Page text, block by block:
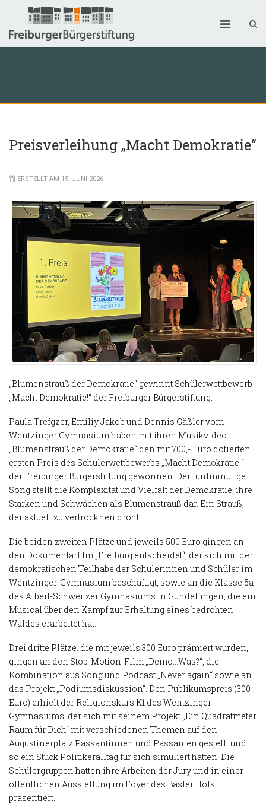
Preisverleihung „Macht Demokratie“
ERSTELLT AM 15. JUNI 2026
„Blumenstrauß der Demokratie“ gewinnt Schülerwettbewerb
„Macht Demokratie!“ der Freiburger Bürgerstiftung.
Paula Trefgzer, Emiliy Jakob und Dennis Gäßler vom
Wentzinger Gymnasium haben mit ihren Musikvideo
„Blumenstrauß der Demokratie“ den mit 700,- Euro dotierten
ersten Preis des Schülerwettbewerbs „Macht Demokratie!“
der Freiburger Bürgerstiftung gewonnen. Der fünfminütige
Song stellt die Komplexität und Vielfalt der Demokratie, ihre
Stärken und Schwächen als Blumenstrauß dar. Ein Strauß,
der aktuell zu vertrocknen droht.
Die beiden zweiten Plätze und jeweils 500 Euro gingen an
den Dokumentarfilm „Freiburg entscheidet“, der sich mit der
demokratischen Teilhabe der Schülerinnen und Schüler im
Wentzinger-Gymnasium beschäftigt, sowie an die Klasse 5a
des Albert-Schweitzer Gymnasiums in Gundelfingen, die ein
Musical über den Kampf zur Erhaltung eines bedrohten
Waldes erarbeitet hat.
Drei dritte Plätze. die mit jeweils 300 Euro prämiert wurden,
gingen an den Stop-Motion-Film „Demo…Was?“, die
Kombination aus Song und Podcast „Never again“ sowie an
das Projekt „Podiumsdiskussion“. Den Publikumspreis (300
Euro) erhielt der Religionskurs K1 des Wentzinger-
Gymnasiums, der sich mit seinem Projekt „Ein Quadratmeter
Raum für Dich“ mit verschiedenen Themen auf den
Augustinerplatz Passantinnen und Passanten gestellt und
so ein Stück Politikeralltag für sich simuliert hatten. Die
Schülergruppen hatten ihre Arbeiten der Jury und in einer
öffentlichen Ausstellung im Foyer des Basler Hofs
präsentiert.